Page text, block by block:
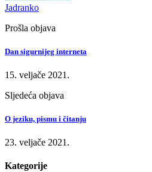
Jadranko
Prošla objava
Dan sigurnijeg interneta
15. veljače 2021.
Sljedeća objava
O jeziku, pismu i čitanju
23. veljače 2021.
Kategorije